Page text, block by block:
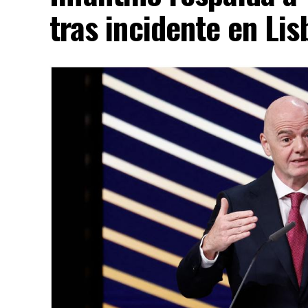
tras incidente en